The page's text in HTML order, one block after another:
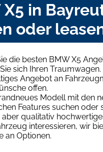
X5 in
oder
die besten BMW X5
sich Ihren Traumwagen.
Angebot an
offen.
Modell mit den
Features suchen oder
aber qualitativ
interessieren, wir
an Optionen.